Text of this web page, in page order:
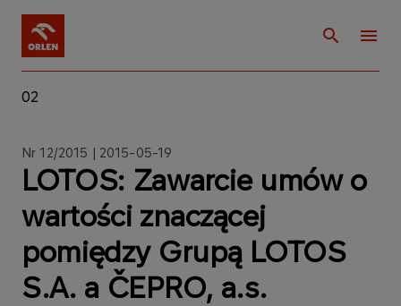
02
Nr 12/2015 | 2015-05-19
LOTOS: Zawarcie umów o
wartości znaczącej
pomiędzy Grupą LOTOS
S.A. a ČEPRO, a.s.